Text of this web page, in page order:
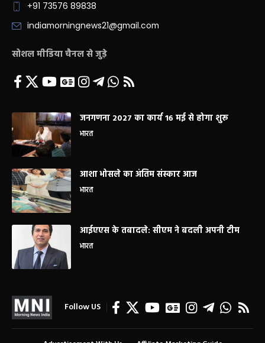
+91 73576 89838
indiamorningnews21@gmail.com
सोशल मीडिया चैनल से जुड़े
जनगणना 2027 का कार्य 16 मई से होगा शुरू
भारत
आशा भोसले का अंतिम संस्कार आज
भारत
आईएएस के तबादले: सीएम ने बदली अपनी टीम
भारत
Follow US